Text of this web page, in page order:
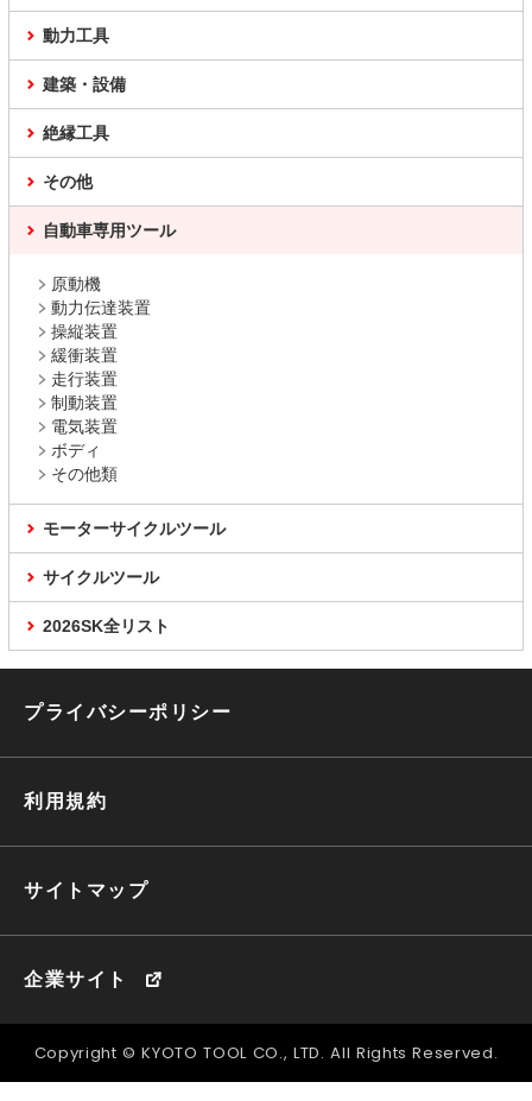
動力工具
建築・設備
絶縁工具
その他
自動車専用ツール
原動機
動力伝達装置
操縦装置
緩衝装置
走行装置
制動装置
電気装置
ボディ
その他類
モーターサイクルツール
サイクルツール
2026SK全リスト
プライバシーポリシー
利用規約
サイトマップ
企業サイト
Copyright © KYOTO TOOL CO., LTD. All Rights Reserved.